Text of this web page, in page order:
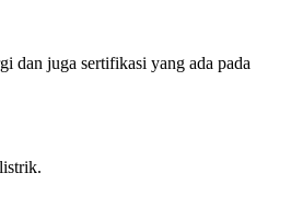
dan juga sertifikasi yang ada pada